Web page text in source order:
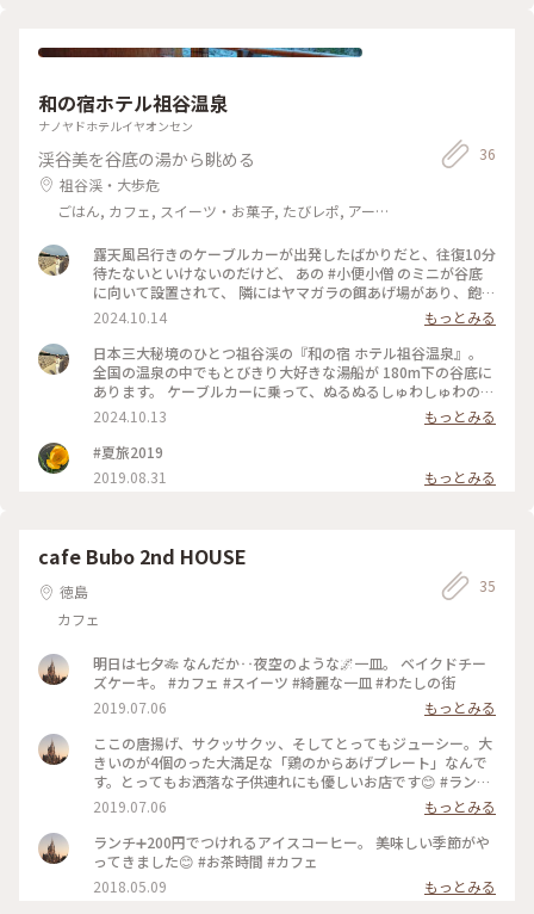
和の宿ホテル祖谷温泉
ナノヤドホテルイヤオンセン
渓谷美を谷底の湯から眺める
祖谷渓・大歩危
ごはん, カフェ, スイーツ・お菓子, たびレポ, アー
36
露天風呂行きのケーブルカーが出発したばかりだと、往復10分
待たないといけないのだけど、 あの #小便小僧 のミニが谷底
に向いて設置されて、 隣にはヤマガラの餌あげ場があり、飽き
ずに待てます。 #徳島#三好市#祖谷温泉#温泉手帖#ぬる湯#秘
湯を守る会#ロープウェイに乗るAyu ケーブルカーだけど#祖
谷渓#日本三大秘境#和の宿ホテル祖谷温泉
2024.10.14
もっとみる
日本三大秘境のひとつ祖谷渓の『和の宿 ホテル祖谷温泉』。
全国の温泉の中でもとびきり大好きな湯船が 180m下の谷底に
あります。 ケーブルカーに乗って、ぬるぬるしゅわしゅわの源
泉かけ流しの露天風呂へ。 アルカリ性単純硫黄泉でほんのり
硫黄の香り。お肌つるっつるの美肌の湯♨︎ どの季節も美しい
渓谷。 冬の雪景色も綺麗みたいだけど、極上のぬる湯を楽しむ
なら冬以外に。 4枚目が先月のもの。 5枚目は8年前に初めて
訪れた時のもの。去年から4代目の新しいケーブルカーに代わ
葉
2024.10.13
もっとみる
#夏旅2019
2019.08.31
もっとみる
cafe Bubo 2nd HOUSE
徳島
カフェ
35
明日は七夕🎋 なんだか‥夜空のような🌌一皿。 ベイクドチー
ズケーキ。 #カフェ #スイーツ #綺麗な一皿 #わたしの街
2019.07.06
もっとみる
ここの唐揚げ、サクッサクッ、そしてとってもジューシー。大
きいのが4個のった大満足な「鶏のからあげプレート」なんで
す。とってもお洒落な子供連れにも優しいお店です😊 #ランチ
#わたしの街 #ここの唐揚げ大好き
2019.07.06
もっとみる
ランチ➕200円でつけれるアイスコーヒー。 美味しい季節がや
ってきました😊 #お茶時間 #カフェ
2018.05.09
もっとみる